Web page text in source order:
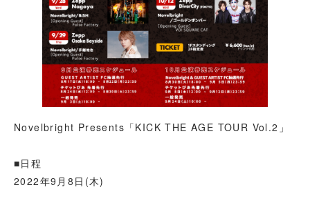
Novelbright Presents「KICK THE AGE TOUR Vol.2」
■日程
2022年9月8日(木)